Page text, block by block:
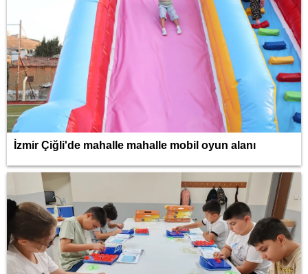
İzmir Çiğli'de mahalle mahalle mobil oyun alanı